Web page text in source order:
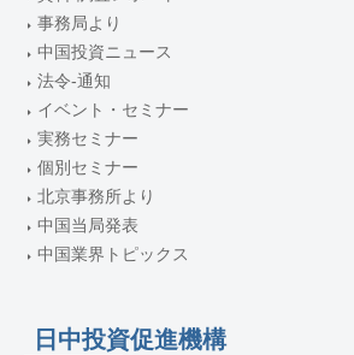
事務局より
中国投資ニュース
法令-通知
イベント・セミナー
実務セミナー
個別セミナー
北京事務所より
中国当局発表
中国業界トピックス
日中投資促進機構